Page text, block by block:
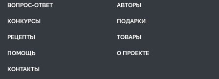
ВОПРОС-ОТВЕТ
АВТОРЫ
КОНКУРСЫ
ПОДАРКИ
РЕЦЕПТЫ
ТОВАРЫ
ПОМОЩЬ
О ПРОЕКТЕ
КОНТАКТЫ